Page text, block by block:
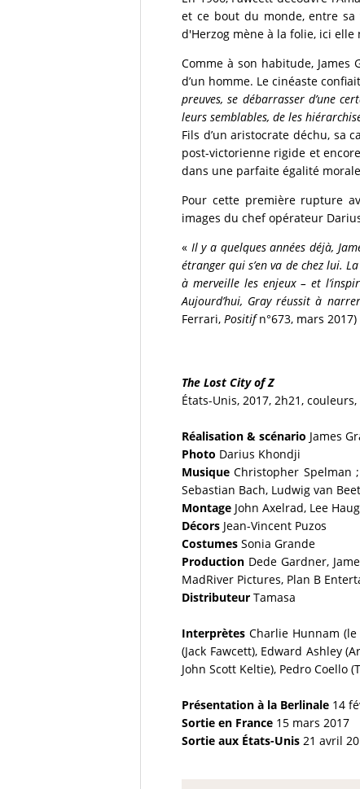
et ce bout du monde, entre sa
d'Herzog mène à la folie, ici
Comme à son habitude,
d’un homme. Le cinéaste
preuves, se débarrasser d’une
leurs semblables, de les
Fils d’un aristocrate déchu, sa
post-victorienne rigide et
dans une parfaite égalité
Pour cette première rupture
images du chef opérateur
« Il y a quelques années déjà,
étranger qui s’en va de chez lui.
à merveille les enjeux – et
Aujourd’hui, Gray réussit à
Ferrari, Positifn°673, mars 2017)
The Lost City of Z
États-Unis, 2017, 2h21,
Réalisation & scénario James
Photo Darius Khondji
MusiqueChristopher Spelman
Sebastian Bach, Ludwig van
Montage John Axelrad, Lee
Décors Jean-Vincent Puzos
Costumes Sonia Grande
Production Dede Gardner,
MadRiver Pictures, Plan B
Distributeur Tamasa
Interprètes Charlie Hunnam (le
(Jack Fawcett), Edward Ashley
John Scott Keltie), Pedro Coello
Présentation à la Berlinale 14
Sortie en France 15 mars 2017
Sortie aux États-Unis 21 avril